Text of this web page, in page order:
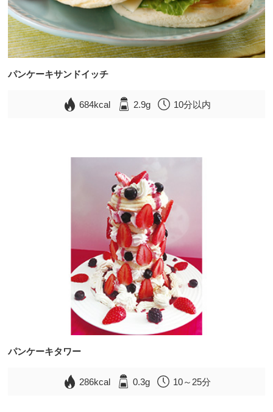
パンケーキサンドイッチ
684kcal 2.9g 10分以内
パンケーキタワー
286kcal 0.3g 10～25分